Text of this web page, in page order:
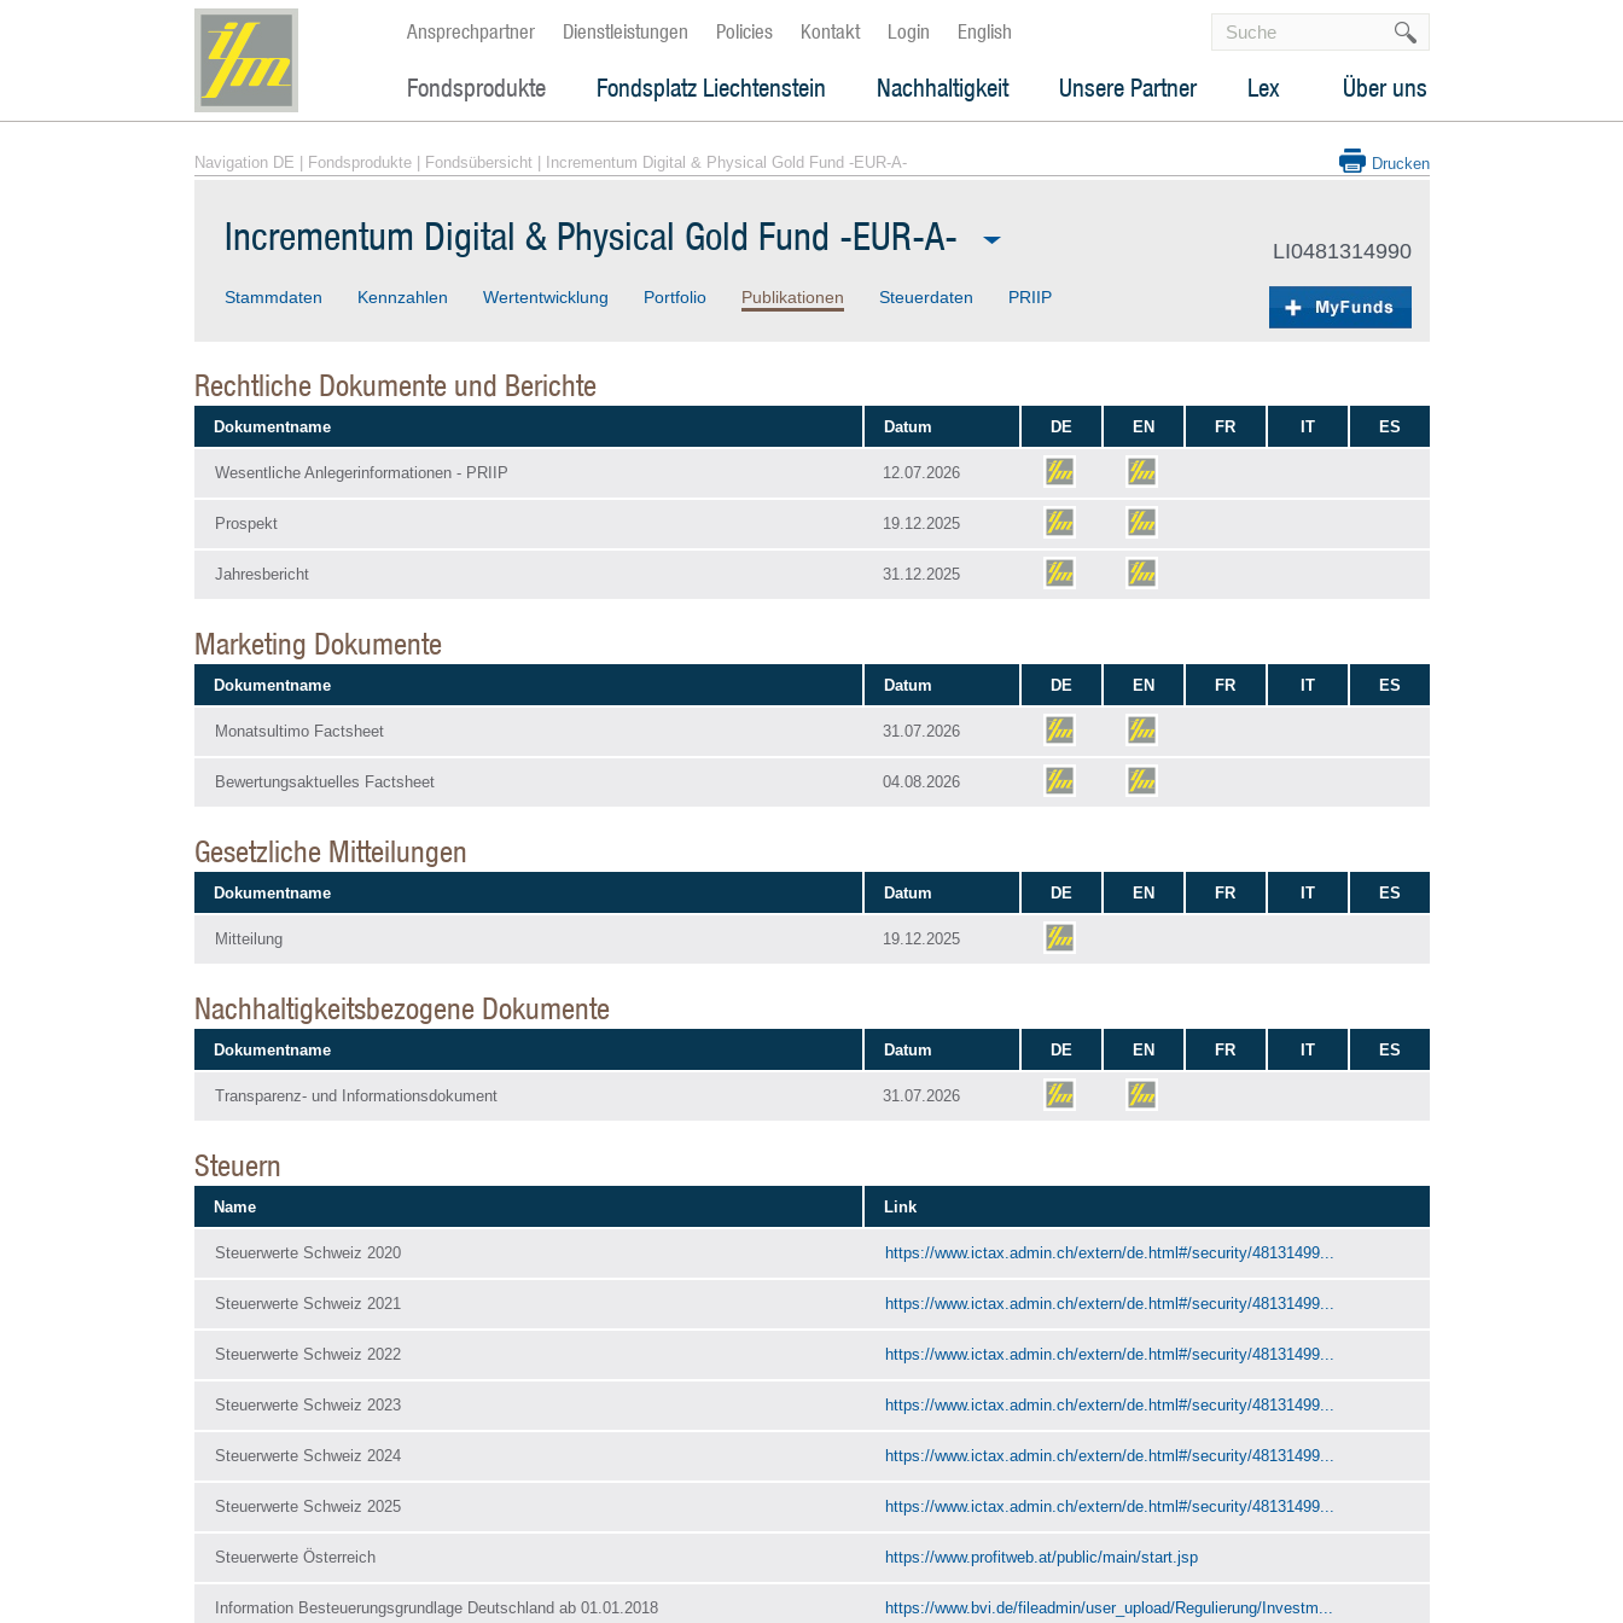
Ansprechpartner Dienstleistungen Policies Kontakt Login English
Fondsprodukte Fondsplatz Liechtenstein Nachhaltigkeit Unsere Partner Lex Über uns
Navigation DE Fondsprodukte| Fondsübersicht| Incrementum Digital & Physical Gold Fund -EUR-A- Drucken
Incrementum Digital & Physical Gold Fund -EUR-A- LI0481314990
Stammdaten Kennzahlen Wertentwicklung Portfolio Publikationen Steuerdaten PRIIP
Rechtliche Dokumente und Berichte
Dokumentname Datum DE EN FR IT ES
Wesentliche Anlegerinformationen - PRIIP 12.07.2026
Prospekt 19.12.2025
Jahresbericht 31.12.2025
Marketing Dokumente
Dokumentname Datum DE EN FR IT ES
Monatsultimo Factsheet 31.07.2026
Bewertungsaktuelles Factsheet 04.08.2026
Gesetzliche Mitteilungen
Dokumentname Datum DE EN FR IT ES
Mitteilung 19.12.2025
Nachhaltigkeitsbezogene Dokumente
Dokumentname Datum DE EN FR IT ES
Transparenz- und Informationsdokument 31.07.2026
Steuern
Name Link
Steuerwerte Schweiz 2020 https://www.ictax.admin.ch/extern/de.html#/security/48131499...
Steuerwerte Schweiz 2021 https://www.ictax.admin.ch/extern/de.html#/security/48131499...
Steuerwerte Schweiz 2022 https://www.ictax.admin.ch/extern/de.html#/security/48131499...
Steuerwerte Schweiz 2023 https://www.ictax.admin.ch/extern/de.html#/security/48131499...
Steuerwerte Schweiz 2024 https://www.ictax.admin.ch/extern/de.html#/security/48131499...
Steuerwerte Schweiz 2025 https://www.ictax.admin.ch/extern/de.html#/security/48131499...
Steuerwerte Österreich https://www.profitweb.at/public/main/start.jsp
Information Besteuerungsgrundlage Deutschland ab 01.01.2018 https://www.bvi.de/fileadmin/user_upload/Regulierung/Investm...